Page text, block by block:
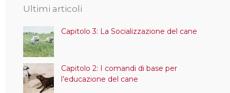
Ultimi articoli
Capitolo 3: La Socializzazione del cane
Capitolo 2: I comandi di base per
l’educazione del cane